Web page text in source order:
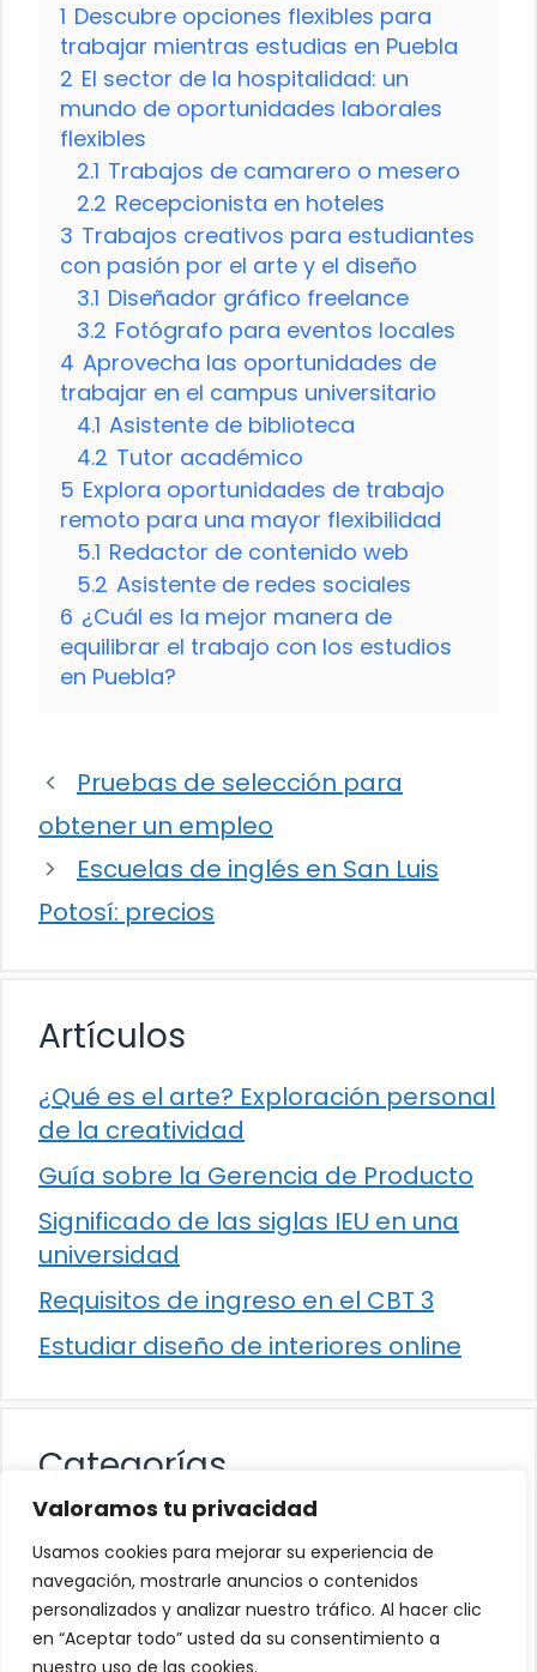
Valoramos tu privacidad
Usamos cookies para mejorar su experiencia de
navegación, mostrarle anuncios o contenidos
personalizados y analizar nuestro tráfico. Al hacer clic
en “Aceptar todo” usted da su consentimiento a
nuestro uso de las cookies.
1 Descubre opciones flexibles para
trabajar mientras estudias en Puebla
2 El sector de la hospitalidad: un
mundo de oportunidades laborales
flexibles
2.1 Trabajos de camarero o mesero
2.2 Recepcionista en hoteles
3 Trabajos creativos para estudiantes
con pasión por el arte y el diseño
3.1 Diseñador gráfico freelance
3.2 Fotógrafo para eventos locales
4 Aprovecha las oportunidades de
trabajar en el campus universitario
4.1 Asistente de biblioteca
4.2 Tutor académico
5 Explora oportunidades de trabajo
remoto para una mayor flexibilidad
5.1 Redactor de contenido web
5.2 Asistente de redes sociales
6 ¿Cuál es la mejor manera de
equilibrar el trabajo con los estudios
en Puebla?
Pruebas de selección para
obtener un empleo
Escuelas de inglés en San Luis
Potosí: precios
Artículos
¿Qué es el arte? Exploración personal
de la creatividad
Guía sobre la Gerencia de Producto
Significado de las siglas IEU en una
universidad
Requisitos de ingreso en el CBT 3
Estudiar diseño de interiores online
Categorías
Cultura
Educación
Eventos
Trabajo